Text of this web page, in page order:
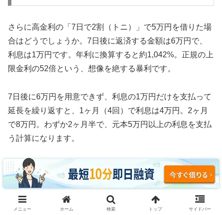
さらに高金利の「7日で2割（トニ）」で5万円を借りた場
合はどうでしょうか。7日後に返済する金額は6万円で、
利息は1万円です。年利に換算すると約1,042%。正規の上
限金利の52倍という、想像を絶する暴利です。
7日後に6万円を用意できず、利息の1万円だけを支払って
延長を繰り返すと、1ヶ月（4回）で利息は4万円。2ヶ月
で8万円。わずか2ヶ月半で、元本5万円以上の利息を支払
う計算になります。
3ヶ月続けた場合、利息の支払い総額は約12万円。元本5
万円の2.4倍の利息を取られ、それでも借金は減っていま
せん。これがソフト闇金の実態です。
メニュー ホーム 検索 トップ サイドバー